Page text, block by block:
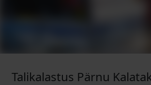
Talikalastus Pärnu